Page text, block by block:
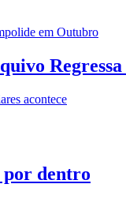
acontece
por dentro